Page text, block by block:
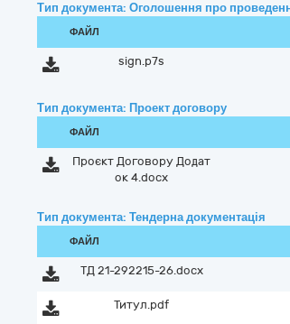
Тип документа: Оголошення про
ФАЙЛ
sign.p7s
Тип документа: Проект договору
ФАЙЛ
Проєкт Договору Додат
ок 4.docx
Тип документа: Тендерна документація
ФАЙЛ
ТД 21-292215-26.docx
Титул.pdf